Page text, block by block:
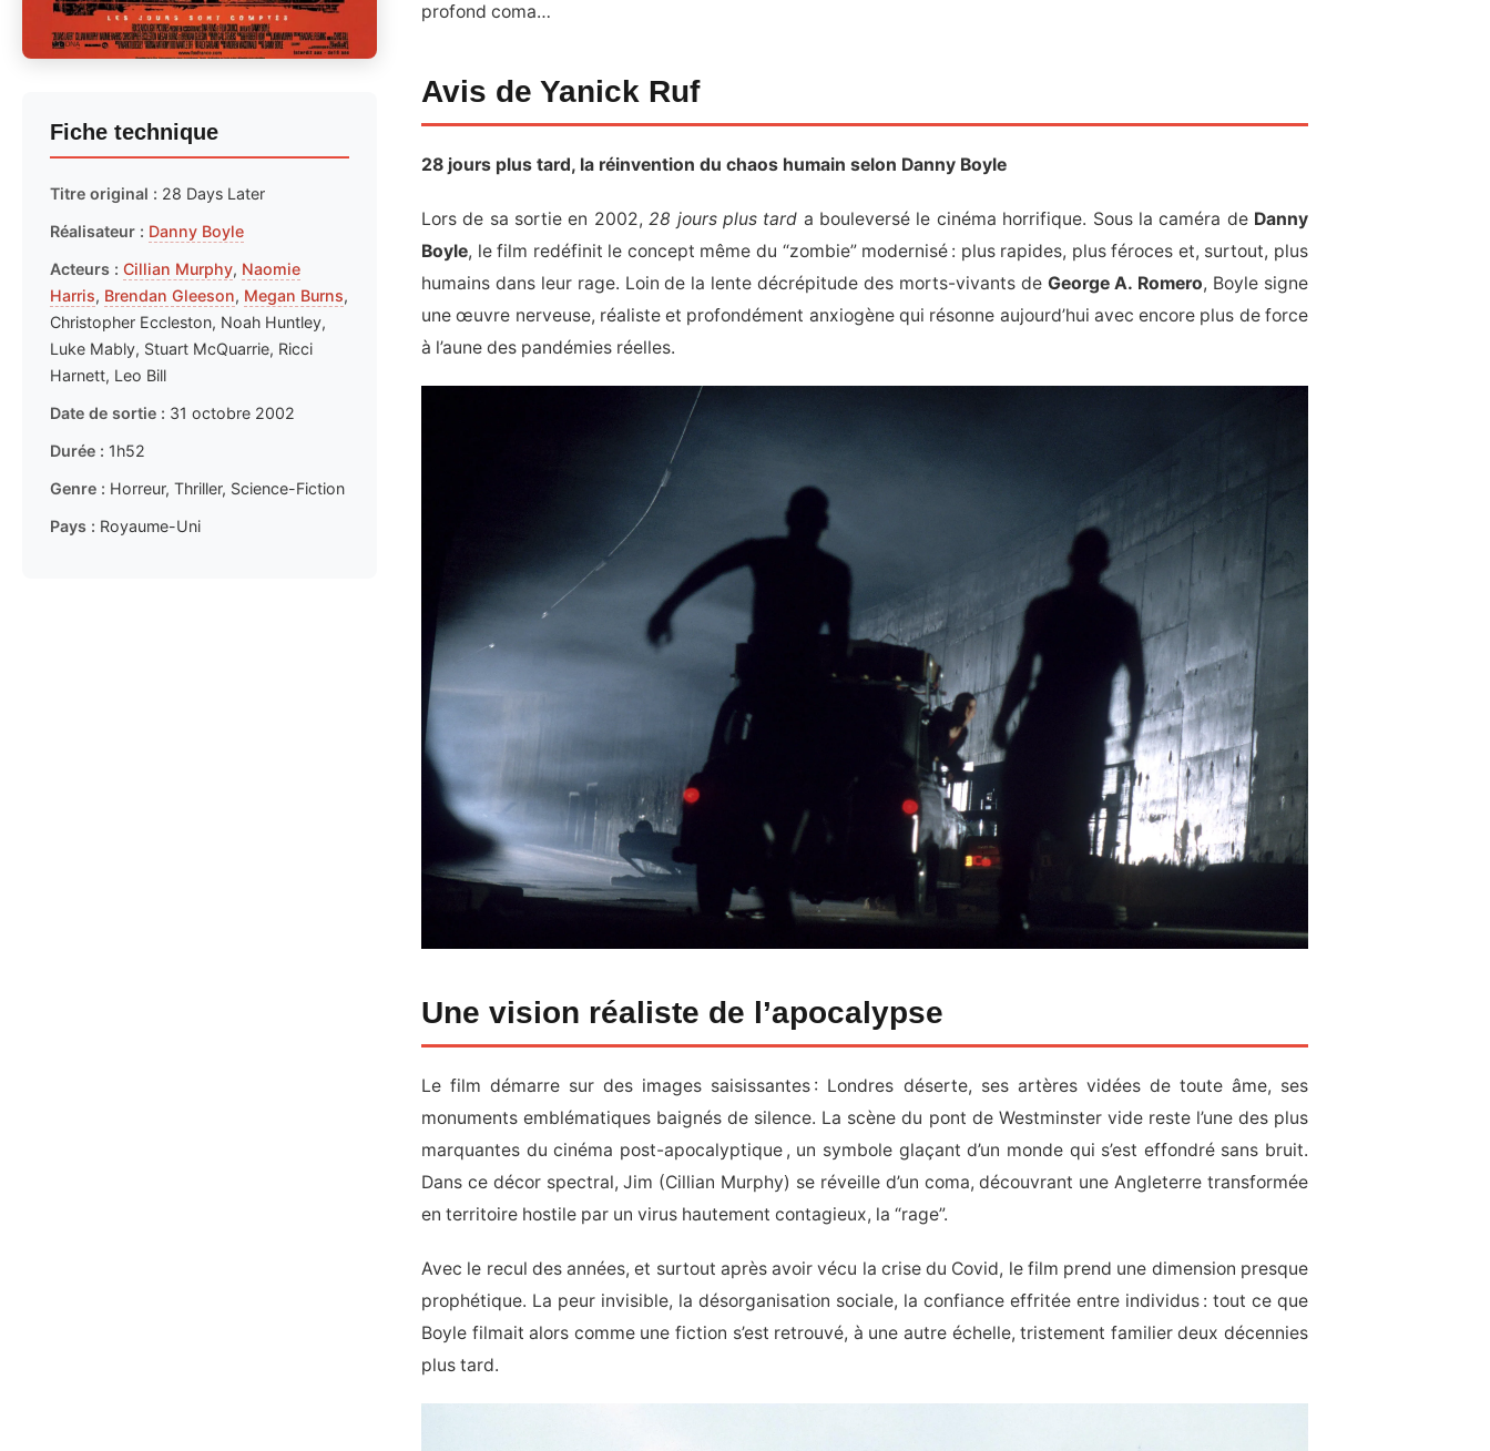
Fiche technique
Titre original : 28 Days Later
Réalisateur : Danny Boyle
Acteurs : Cillian Murphy, Naomie
Harris, Brendan Gleeson, Megan Burns,
Christopher Eccleston, Noah Huntley,
Luke Mably, Stuart McQuarrie, Ricci
Harnett, Leo Bill
Date de sortie : 31 octobre 2002
Durée : 1h52
Genre : Horreur, Thriller, Science-Fiction
Pays : Royaume-Uni
profond coma…
Avis de Yanick Ruf
28 jours plus tard, la réinvention du chaos humain selon Danny Boyle
Lors de sa sortie en 2002,28 jours plus tard a bouleversé le cinéma horrifique. Sous la caméra de Danny
Boyle, le film redéfinit le concept même du “zombie” modernisé : plus rapides, plus féroces et, surtout, plus
humains dans leur rage. Loin de la lente décrépitude des morts-vivants de George A. Romero, Boyle signe
une œuvre nerveuse, réaliste et profondément anxiogène qui résonne aujourd’hui avec encore plus de force
à l’aune des pandémies réelles.
Une vision réaliste de l’apocalypse
Le film démarre sur des images saisissantes : Londres déserte, ses artères vidées de toute âme, ses
monuments emblématiques baignés de silence. La scène du pont de Westminster vide reste l’une des plus
marquantes du cinéma post-apocalyptique , un symbole glaçant d’un monde qui s’est effondré sans bruit.
Dans ce décor spectral, Jim (Cillian Murphy) se réveille d’un coma, découvrant une Angleterre transformée
en territoire hostile par un virus hautement contagieux, la “rage”.
Avec le recul des années, et surtout après avoir vécu la crise du Covid, le film prend une dimension presque
prophétique. La peur invisible, la désorganisation sociale, la confiance effritée entre individus : tout ce que
Boyle filmait alors comme une fiction s’est retrouvé, à une autre échelle, tristement familier deux décennies
plus tard.